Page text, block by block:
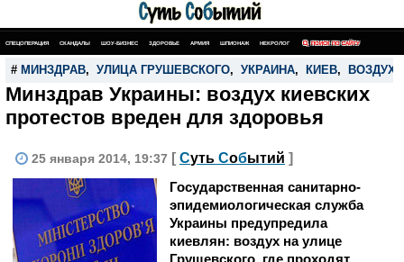
СПЕЦОПЕРАЦИЯ СКАНДАЛЫ ШОУ-БИЗНЕС ЗДОРОВЬЕ АРМИЯ ШПИОНАЖ НЕКРОЛОГ ПОИСК ПО САЙТУ
# МИНЗДРАВ, УЛИЦА ГРУШЕВСКОГО, УКРАИНА, КИЕВ, ВОЗДУХ
Минздрав Украины: воздух киевских
протестов вреден для здоровья
25 января 2014, 19:37 [ Суть Событий ]
Государственная санитарно-
эпидемиологическая служба
Украины предупредила
киевлян: воздух на улице
Грушевского, где проходят